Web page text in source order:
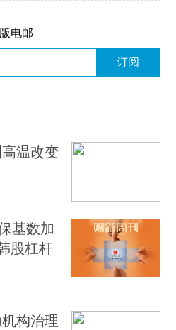
电邮
订阅
温改变
基数加
股杠杆
构治理